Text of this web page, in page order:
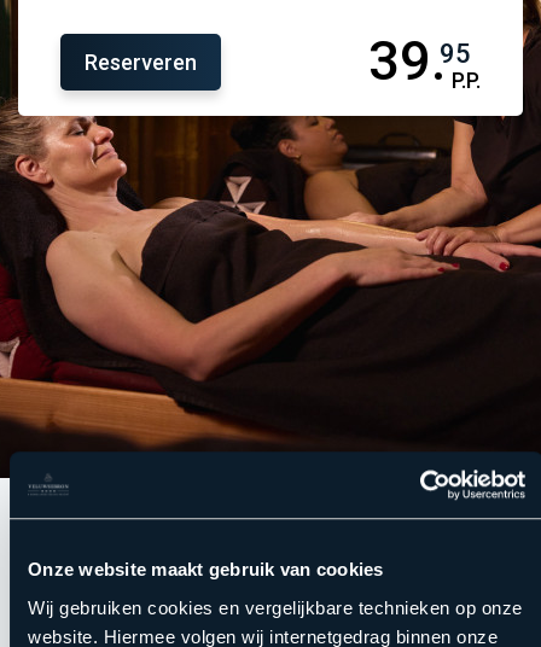
Onze website maakt gebruik van cookies
Wij gebruiken cookies en vergelijkbare technieken op onze
website. Hiermee volgen wij internetgedrag binnen onze
Reserveren 39.95
P.P.